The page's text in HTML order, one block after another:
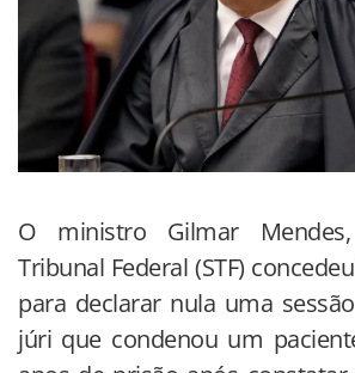
O ministro Gilmar
Tribunal Federal (STF)
para declarar nula uma
júri que condenou um